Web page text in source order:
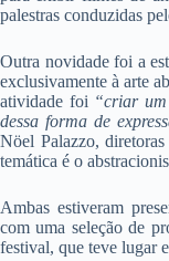
palestras conduzidas
Outra novidade foi a
exclusivamente à arte
atividade foi “criar um
dessa forma de
Nöel Palazzo, diretoras
temática é o
Ambas estiveram
com uma seleção de
festival, que teve lugar